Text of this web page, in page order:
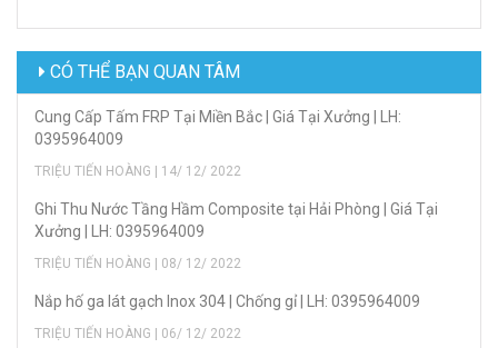
CÓ THỂ BẠN QUAN TÂM
Cung Cấp Tấm FRP Tại Miền Bắc | Giá Tại Xưởng | LH:
0395964009
TRIỆU TIẾN HOÀNG | 14/ 12/ 2022
Ghi Thu Nước Tầng Hầm Composite tại Hải Phòng | Giá Tại
Xưởng | LH: 0395964009
TRIỆU TIẾN HOÀNG | 08/ 12/ 2022
Nắp hố ga lát gạch Inox 304 | Chống gỉ | LH: 0395964009
TRIỆU TIẾN HOÀNG | 06/ 12/ 2022